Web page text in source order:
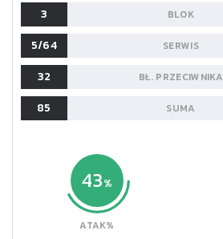
3
BLOK
5/64
SERWIS
32
BŁ. PRZECIWNIKA
85
SUMA
43
ATAK%